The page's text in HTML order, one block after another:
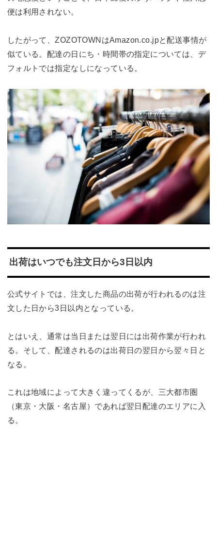
便は利用されない。
したがって、ZOZOTOWNはAmazon.co.jpと配送事情が
似ている。配達の日にち・時間帯の指定については、デ
フォルトでは指定なしになっている。
出荷はいつでも注文日から3日以内
公式サイトでは、注文した商品の出荷が行われるのは注
文した日から3日以内となっている。
とはいえ、通常は当日または翌日には出荷作業が行われ
る。そして、配達されるのは出荷日の翌日から翌々日と
なる。
これは地域によって大きく違ってくるが、三大都市圏
（東京・大阪・名古屋）であれば翌日配達のエリアに入
る。